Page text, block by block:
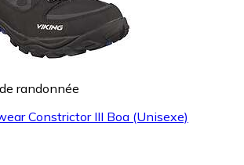
randonnée
Constrictor III Boa (Unisexe)